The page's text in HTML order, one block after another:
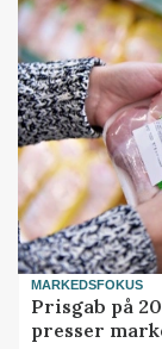
MARKEDSFOKUS
Prisgab på
presser